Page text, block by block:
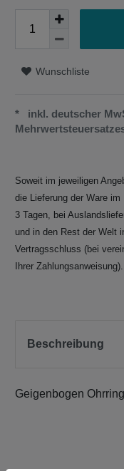
Wunschliste
* inkl. deutscher
Soweit im jeweiligen
die Lieferung der Ware
3 Tagen, bei
und in den Rest der Welt
Vertragsschluss (bei
Ihrer Zahlungsanweisung).
Beschreibung
Geigenbogen